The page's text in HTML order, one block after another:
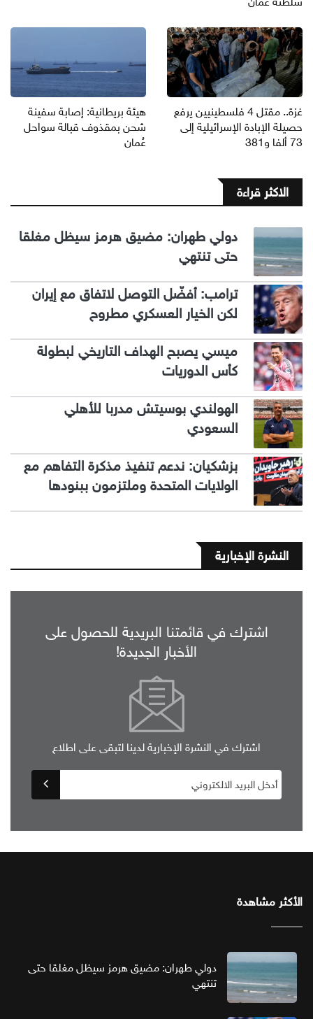
غزة.. مقتل 4 فلسطينيين يرفع
حصيلة الإبادة الإسرائيلية إلى
73 ألفا و381
هيئة بريطانية: إصابة سفينة
شحن بمقذوف قبالة سواحل
عُمان
الاكثر قراءة
دولي طهران: مضيق هرمز سيظل مغلقا
حتى تنتهي
ترامب: أفضّل التوصل لاتفاق مع إيران
لكن الخيار العسكري مطروح
ميسي يصبح الهداف التاريخي لبطولة
كأس الدوريات
الهولندي بوسيتش مدربا للأهلي
السعودي
بزشكيان: ندعم تنفيذ مذكرة التفاهم مع
الولايات المتحدة وملتزمون ببنودها
النشرة الإخبارية
اشترك في قائمتنا البريدية للحصول على
الأخبار الجديدة!
اشترك في النشرة الإخبارية لدينا لتبقى على اطلاع
الأكثر مشاهدة
دولي طهران: مضيق هرمز سيظل مغلقا حتى
تنتهي